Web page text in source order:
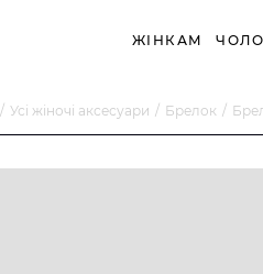
ЖІНКАМ
Усі жіночі аксесуари Брелок